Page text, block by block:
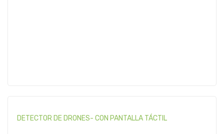
DETECTOR DE DRONES- CON PANTALLA TÁCTIL